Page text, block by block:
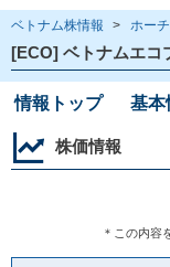
ベトナム株情報 > ホー
[ECO] ベトナムエコ
情報トップ 基本
株価情報
＊この内容